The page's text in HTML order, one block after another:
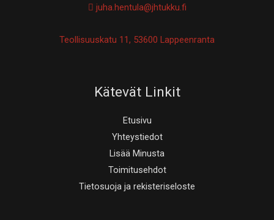
juha.hentula@jhtukku.fi
Teollisuuskatu 11, 53600 Lappeenranta
Kätevät Linkit
Etusivu
Yhteystiedot
Lisää Minusta
Toimitusehdot
Tietosuoja ja rekisteriseloste